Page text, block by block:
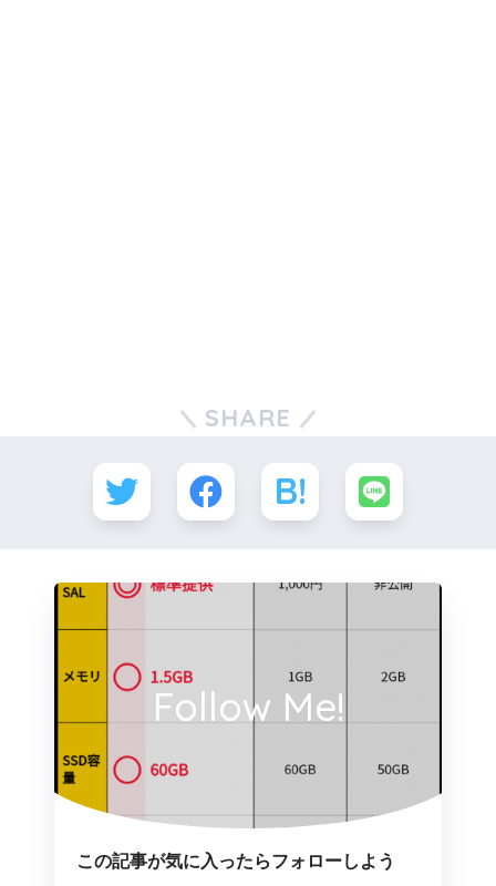
SHARE
Follow Me!
この記事が気に入ったらフォローしよう